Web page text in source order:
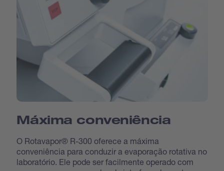
Máxima conveniência
O Rotavapor® R-300 oferece a máxima
conveniência para conduzir a evaporação rotativa no
laboratório. Ele pode ser facilmente operado com